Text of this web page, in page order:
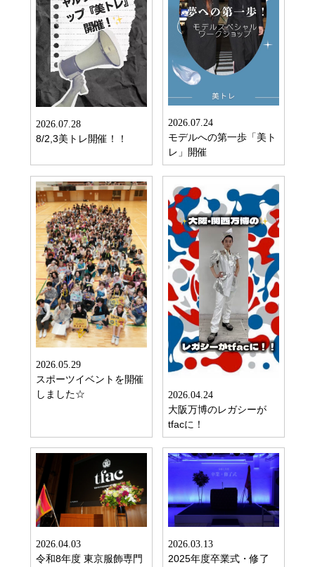
2026.07.28
8/2,3美トレ開催！！
2026.07.24
モデルへの第一歩「美ト
レ」開催
2026.05.29
スポーツイベントを開催
しました☆
2026.04.24
大阪万博のレガシーが
tfacに！
2026.04.03
令和8年度 東京服飾専門
2026.03.13
2025年度卒業式・修了